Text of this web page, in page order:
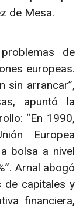
de Mesa.
de
europeas.
sin arrancar”,
apuntó la
“En 1990,
Europea
bolsa a nivel
Arnal abogó
de capitales y
financiera,